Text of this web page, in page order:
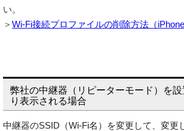
い。
＞ Wi-Fi接続プロファイルの削除方法（iPhone
弊社の中継器（リピーターモード）を
り表示される場合
中継器のSSID（Wi-Fi名）を変更して、変更